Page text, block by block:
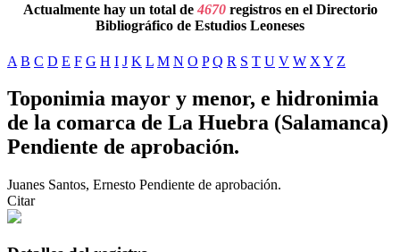
Actualmente hay un total de 4670registros en el Directorio
Bibliográfico de Estudios Leoneses
A B C D E F G H I J K L M N O P Q R S T U V W X Y Z
Toponimia mayor y menor, e hidronimia
de la comarca de La Huebra (Salamanca)
Pendiente de aprobación.
Juanes Santos, Ernesto Pendiente de aprobación.
Citar